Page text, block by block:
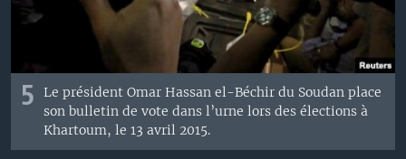
5
Le président Omar Hassan el-Béchir du Soudan place
son bulletin de vote dans l’urne lors des élections à
Khartoum, le 13 avril 2015.